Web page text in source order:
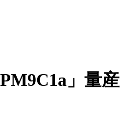
」量産